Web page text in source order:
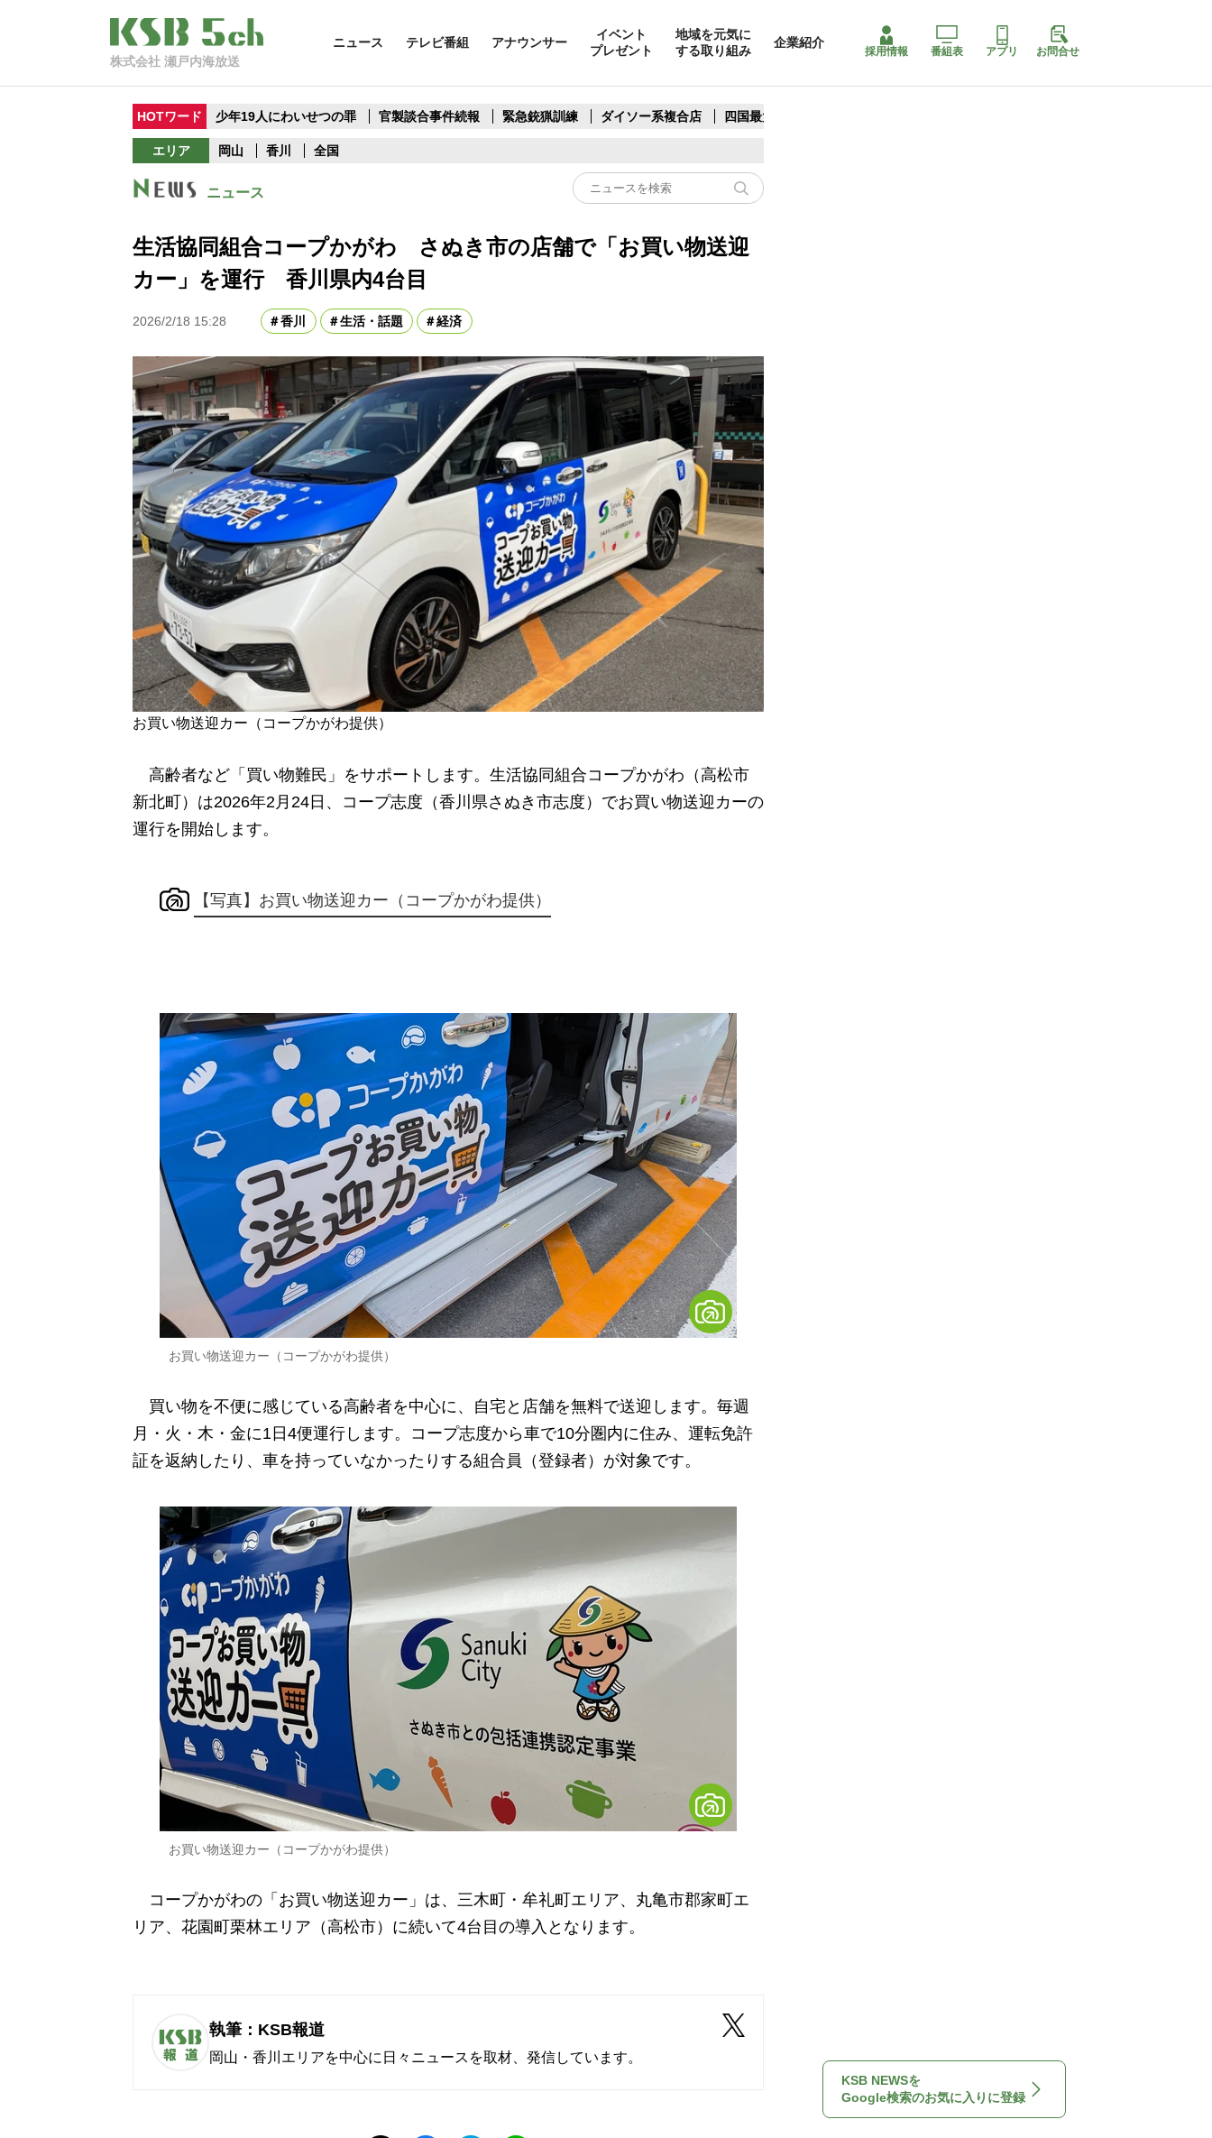
株式会社 瀬戸内海放送
ニュース テレビ番組 アナウンサー
イベント
プレゼント
地域を元気に
する取り組み
企業紹介
採用情報 番組表 アプリ お問合せ
HOTワード 少年19人にわいせつの罪 官製談合事件続報 緊急銃猟訓練 ダイソー系複合店 四国最大スリコ
エリア 岡山 香川 全国
ニュース
生活協同組合コープかがわ さぬき市の店舗で「お買い物送迎
カー」を運行 香川県内4台目
2026/2/18 15:28 香川 生活・話題 経済
お買い物送迎カー（コープかがわ提供）
高齢者など「買い物難民」をサポートします。生活協同組合コープかがわ（高松市
新北町）は2026年2月24日、コープ志度（香川県さぬき市志度）でお買い物送迎カーの
運行を開始します。
【写真】お買い物送迎カー（コープかがわ提供）
お買い物送迎カー（コープかがわ提供）
買い物を不便に感じている高齢者を中心に、自宅と店舗を無料で送迎します。毎週
月・火・木・金に1日4便運行します。コープ志度から車で10分圏内に住み、運転免許
証を返納したり、車を持っていなかったりする組合員（登録者）が対象です。
お買い物送迎カー（コープかがわ提供）
コープかがわの「お買い物送迎カー」は、三木町・牟礼町エリア、丸亀市郡家町エ
リア、花園町栗林エリア（高松市）に続いて4台目の導入となります。
執筆：KSB報道
岡山・香川エリアを中心に日々ニュースを取材、発信しています。
KSB NEWSを
Google検索のお気に入りに登録